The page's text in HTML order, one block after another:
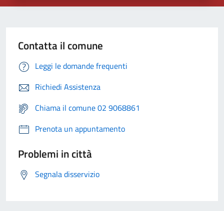
Contatta il comune
Leggi le domande frequenti
Richiedi Assistenza
Chiama il comune 02 9068861
Prenota un appuntamento
Problemi in città
Segnala disservizio